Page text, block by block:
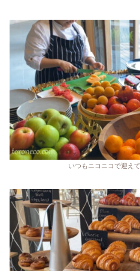
いつもニコニコで迎え